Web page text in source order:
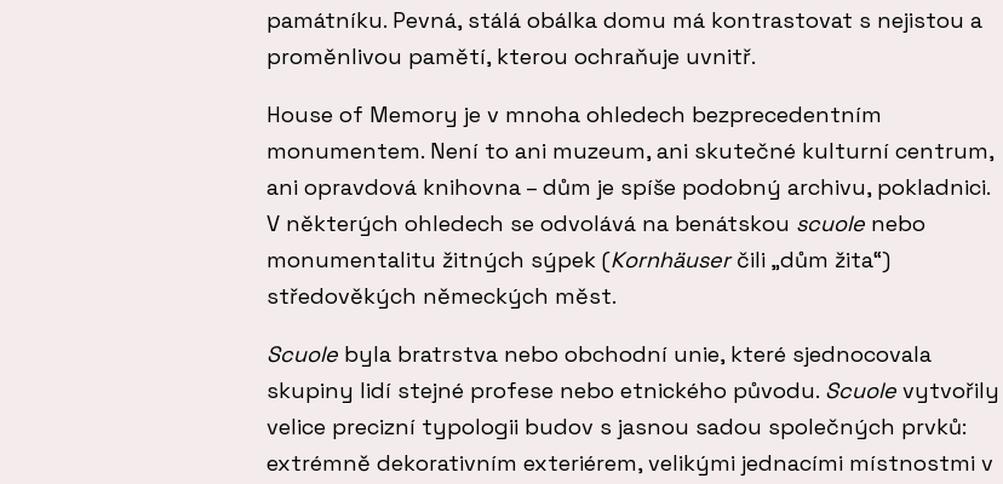
památníku. Pevná, stálá obálka domu má kontrastovat s nejistou a
proměnlivou pamětí, kterou ochraňuje uvnitř.
House of Memory je v mnoha ohledech bezprecedentním
monumentem. Není to ani muzeum, ani skutečné kulturní centrum,
ani opravdová knihovna – dům je spíše podobný archivu, pokladnici.
V některých ohledech se odvolává na benátskou scuole nebo
monumentalitu žitných sýpek (Kornhäuserčili „dům žita“)
středověkých německých měst.
Scuole byla bratrstva nebo obchodní unie, které sjednocovala
skupiny lidí stejné profese nebo etnického původu. Scuole vytvořily
velice precizní typologii budov s jasnou sadou společných prvků:
extrémně dekorativním exteriérem, velikými jednacími místnostmi v